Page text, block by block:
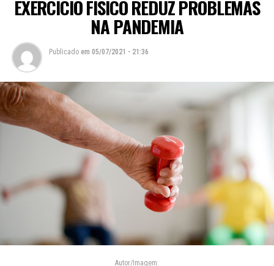
EXERCÍCIO FÍSICO REDUZ PROBLEMAS
NA PANDEMIA
Publicado em 05/07/2021 - 21:36
Autor/Imagem: